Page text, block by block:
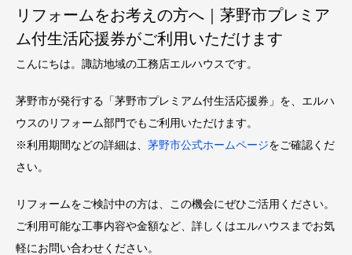
リフォームをお考えの方へ｜茅野市プレミア
ム付生活応援券がご利用いただけます
こんにちは。諏訪地域の工務店エルハウスです。
茅野市が発行する「茅野市プレミアム付生活応援券」を、エルハ
ウスのリフォーム部門でもご利用いただけます。
※利用期間などの詳細は、 茅野市公式ホームページをご確認くだ
さい。
リフォームをご検討中の方は、この機会にぜひご活用ください。
ご利用可能な工事内容や金額など、詳しくはエルハウスまでお気
軽にお問い合わせください。